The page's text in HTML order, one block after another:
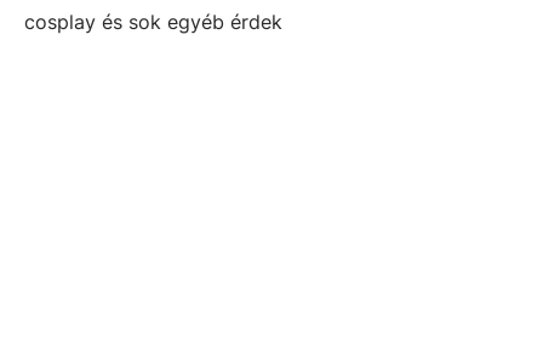
cosplay és sok egyéb érdek